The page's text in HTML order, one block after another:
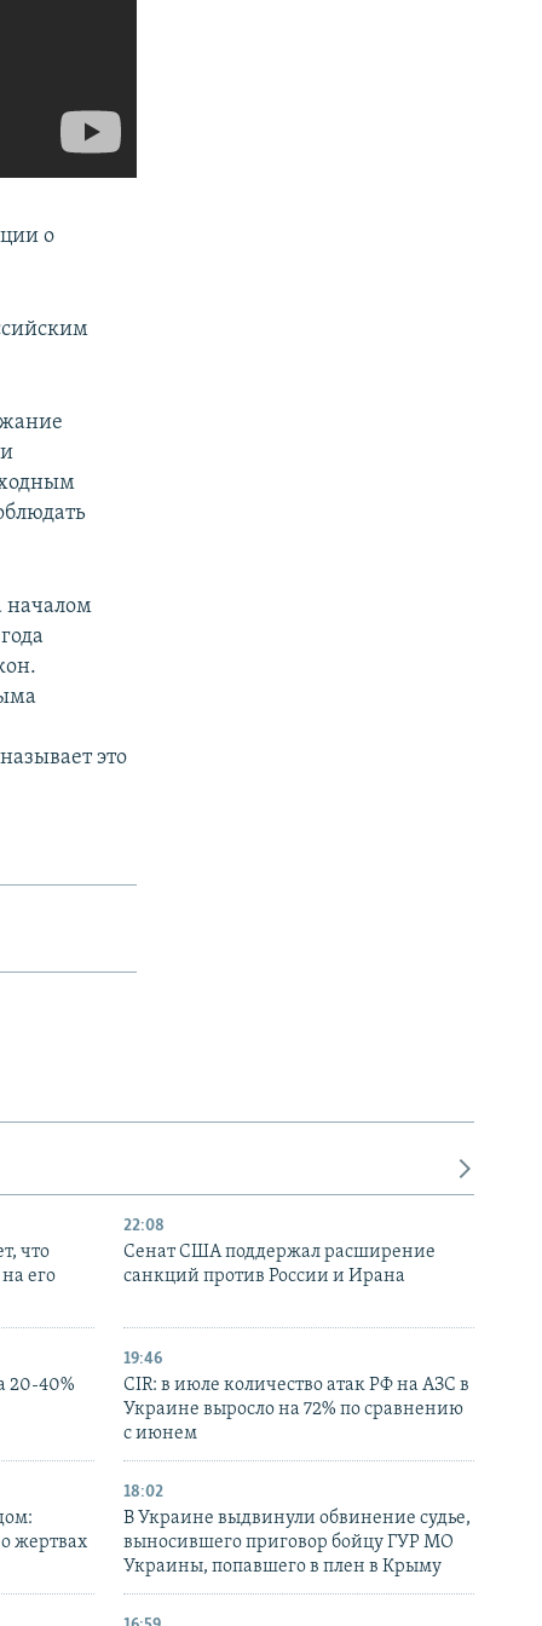
о
началом
это
что
его
22:08
Сенат США поддержал расширение
санкций против России и Ирана
20-40%
19:46
CIR: в июле количество атак РФ на АЗС в
Украине выросло на 72% по сравнению
с июнем
жертвах
18:02
В Украине выдвинули обвинение судье,
выносившего приговор бойцу ГУР МО
Украины, попавшего в плен в Крыму